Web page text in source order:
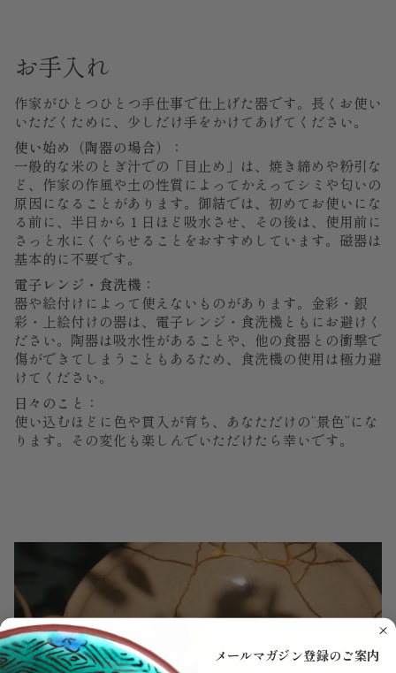
お手入れ
作家がひとつひとつ手仕事で仕上げた器です。長くお使い
いただくために、少しだけ手をかけてあげてください。
使い始め（陶器の場合）：
一般的な米のとぎ汁での「目止め」は、焼き締めや粉引な
ど、作家の作風や土の性質によってかえってシミや匂いの
原因になることがあります。御結では、初めてお使いにな
る前に、半日から１日ほど吸水させ、その後は、使用前に
さっと水にくぐらせることをおすすめしています。磁器は
基本的に不要です。
電子レンジ・食洗機：
器や絵付けによって使えないものがあります。金彩・銀
彩・上絵付けの器は、電子レンジ・食洗機ともにお避けく
ださい。陶器は吸水性があることや、他の食器との衝撃で
傷ができてしまうこともあるため、食洗機の使用は極力避
けてください。
日々のこと：
使い込むほどに色や貫入が育ち、あなただけの“景色”にな
ります。その変化も楽しんでいただけたら幸いです。
メールマガジン登録のご案内